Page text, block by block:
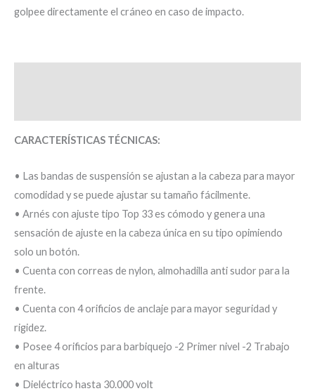
golpee directamente el cráneo en caso de impacto.
CARACTERÍSTICAS TÉCNICAS:
• Las bandas de suspensión se ajustan a la cabeza para mayor
comodidad y se puede ajustar su tamaño fácilmente.
• Arnés con ajuste tipo Top 33 es cómodo y genera una
sensación de ajuste en la cabeza única en su tipo opimiendo
solo un botón.
• Cuenta con correas de nylon, almohadilla anti sudor para la
frente.
• Cuenta con 4 orificios de anclaje para mayor seguridad y
rigidez.
• Posee 4 orificios para barbiquejo -2 Primer nivel -2 Trabajo
en alturas
• Dieléctrico hasta 30.000 volt